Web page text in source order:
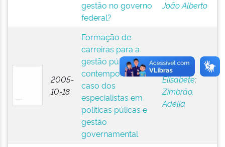
gestão no governo
federal?
João Alberto
2005-
10-18
Formação de
carreiras para a
gestão pública
contemporânea: o
caso dos
especialistas em
políticas púlicas e
gestão
governamental
Ferrarezi,
Elisabete;
Zimbrão,
Adélia